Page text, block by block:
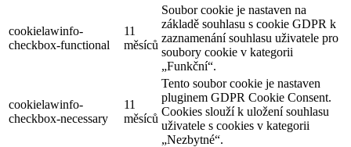
cookielawinfo-
checkbox-functional
11
měsíců
Soubor cookie je nastaven na
základě souhlasu s cookie GDPR k
zaznamenání souhlasu uživatele pro
soubory cookie v kategorii
„Funkční“.
cookielawinfo-
checkbox-necessary
11
měsíců
Tento soubor cookie je nastaven
pluginem GDPR Cookie Consent.
Cookies slouží k uložení souhlasu
uživatele s cookies v kategorii
„Nezbytné“.